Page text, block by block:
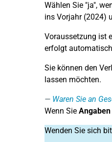
Wählen Sie "ja",
ins Vorjahr (2024)
Voraussetzung ist
erfolgt
Sie können den
lassen möchten.
Waren Sie an
Wenn Sie
Wenden Sie sich